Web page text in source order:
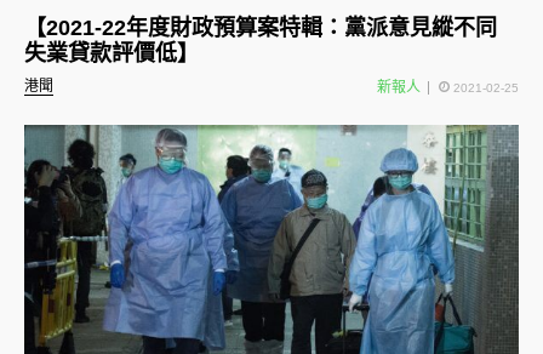
港聞
【2021-22年度財政預算案特輯：黨派意見縱不同
失業貸款評價低】
新報人 2021-02-25